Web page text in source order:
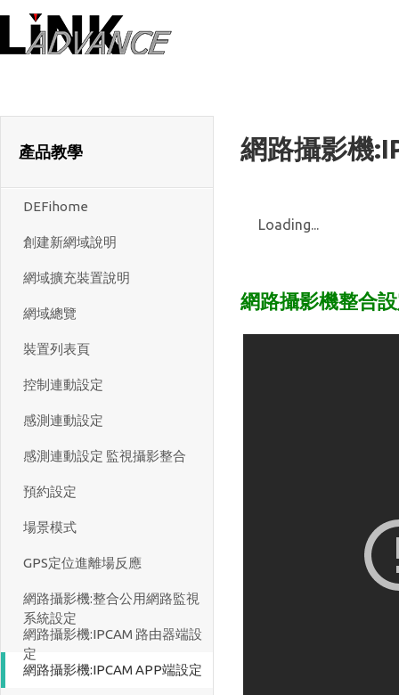
產品教學
DEFihome
創建新網域說明
網域擴充裝置說明
網域總覽
裝置列表頁
控制連動設定
感測連動設定
感測連動設定 監視攝影整合
預約設定
場景模式
GPS定位進離場反應
網路攝影機:整合公用網路監視
系統設定
網路攝影機:IPCAM 路由器端設
定
網路攝影機:IPCAM APP端設定
網路攝影機
Loading...
網路攝影機整合